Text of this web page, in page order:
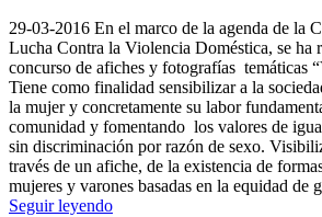
29-03-2016 En el marco de la agenda de la
Lucha Contra la Violencia Doméstica, se ha
concurso de afiches y fotografías
Tiene como finalidad sensibilizar a la
la mujer y concretamente su labor
comunidad y fomentando los valores de
sin discriminación por razón de sexo.
través de un afiche, de la existencia de
mujeres y varones basadas en la equidad de
Seguir leyendo